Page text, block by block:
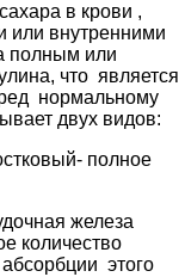
в крови ,
или внутренними
полным или
что является
нормальному
двух видов:
полное
железа
количество
этого